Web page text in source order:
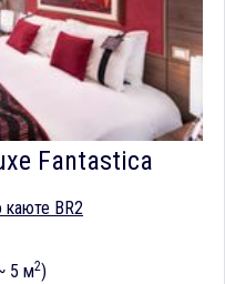
Fantastica
каюте BR2
5 м2)